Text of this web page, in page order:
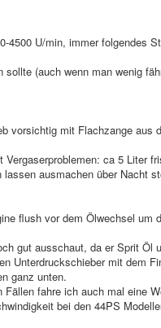
U/min, immer folgendes
(auch wenn man wenig
vorsichtig mit Flachzange aus
ca 5 Liter
ausmachen über Nacht
flush vor dem Ölwechsel um
gut ausschaut, da er Sprit Öl
Unterdruckschieber mit dem
ganz unten.
fahre ich auch mal eine
bei den 44PS